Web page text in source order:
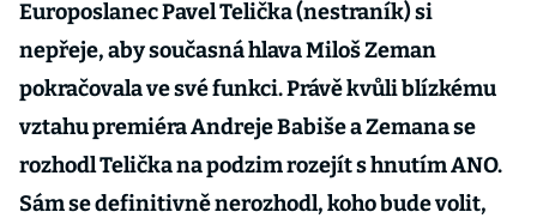
Europoslanec Pavel Telička (nestraník) si
nepřeje, aby současná hlava Miloš Zeman
pokračovala ve své funkci. Právě kvůli blízkému
vztahu premiéra Andreje Babiše a Zemana se
rozhodl Telička na podzim rozejít s hnutím ANO.
Sám se definitivně nerozhodl, koho bude volit,